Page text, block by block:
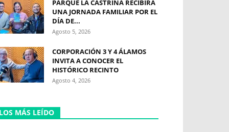
PARQUE LA CASTRINA RECIBIRÁ
UNA JORNADA FAMILIAR POR EL
DÍA DE...
Agosto 5, 2026
CORPORACIÓN 3 Y 4 ÁLAMOS
INVITA A CONOCER EL
HISTÓRICO RECINTO
Agosto 4, 2026
MÁS LEÍDO